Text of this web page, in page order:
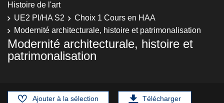
Histoire de l'art
UE2 PI/HA S2
Choix 1 Cours en HAA
Modernité architecturale, histoire et patrimonalisation
Modernité architecturale, histoire et
patrimonalisation
Ajouter à la sélection Télécharger